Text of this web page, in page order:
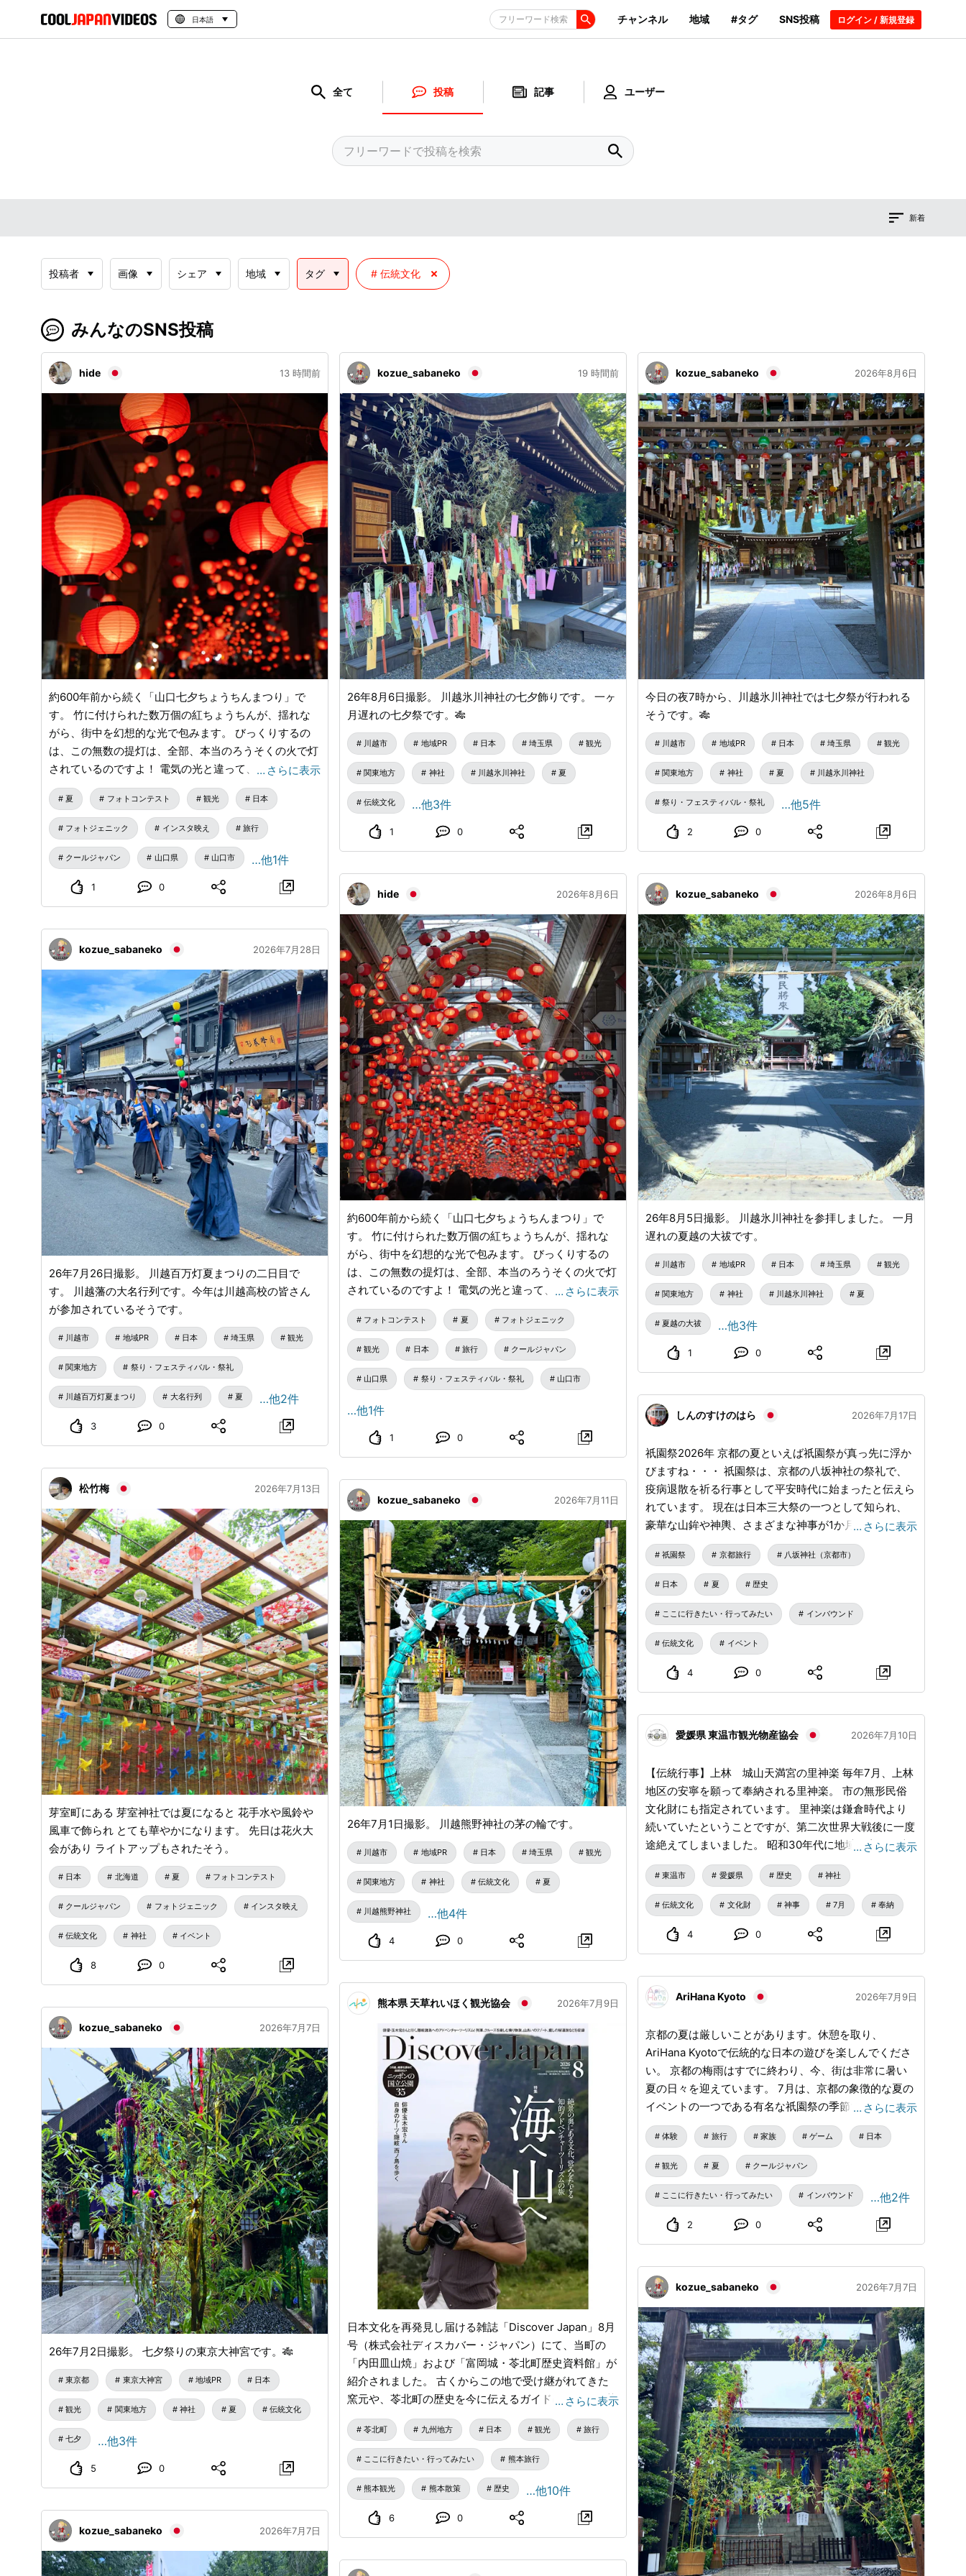
日本語 フリーワード検索 チャンネル 地域 #タグ SNS投稿 ログイン / 新規登録
全て 投稿 記事 ユーザー
新着
投稿者 画像 シェア 地域 タグ 伝統文化
みんなのSNS投稿
hide 13 時間前
約600年前から続く「山口七夕ちょうちんまつり」で
す。 竹に付けられた数万個の紅ちょうちんが、揺れな
がら、街中を幻想的な光で包みます。 びっくりするの
は、この無数の提灯は、全部、本当のろうそくの火で灯
されているのですよ！ 電気の光と違って、ほのかに揺
らめきながら、やさしく街を照らします。 是非、山口
においでませ！ 撮影地：山口県山口市
… さらに表示
夏 フォトコンテスト 観光 日本
フォトジェニック インスタ映え 旅行
クールジャパン 山口県 山口市 …他1件
1 0
kozue_sabaneko 19 時間前
26年8月6日撮影。 川越氷川神社の七夕飾りです。 一ヶ
月遅れの七夕祭です。🎋
川越市 地域PR 日本 埼玉県 観光
関東地方 神社 川越氷川神社 夏
伝統文化 …他3件
1 0
kozue_sabaneko 2026年8月6日
今日の夜7時から、川越氷川神社では七夕祭が行われる
そうです。🎋
川越市 地域PR 日本 埼玉県 観光
関東地方 神社 夏 川越氷川神社
祭り・フェスティバル・祭礼 …他5件
2 0
hide 2026年8月6日
約600年前から続く「山口七夕ちょうちんまつり」で
す。 竹に付けられた数万個の紅ちょうちんが、揺れな
がら、街中を幻想的な光で包みます。 びっくりするの
は、この無数の提灯は、全部、本当のろうそくの火で灯
されているのですよ！ 電気の光と違って、ほのかに揺
らめきながら、やさしく街を照らします。 是非、山口
においでませ！ 撮影地：山口県山口市
… さらに表示
フォトコンテスト 夏 フォトジェニック
観光 日本 旅行 クールジャパン
山口県 祭り・フェスティバル・祭礼 山口市
…他1件
1 0
kozue_sabaneko 2026年8月6日
26年8月5日撮影。 川越氷川神社を参拝しました。 一月
遅れの夏越の大祓です。
川越市 地域PR 日本 埼玉県 観光
関東地方 神社 川越氷川神社 夏
夏越の大祓 …他3件
1 0
kozue_sabaneko 2026年7月28日
26年7月26日撮影。 川越百万灯夏まつりの二日目で
す。 川越藩の大名行列です。今年は川越高校の皆さん
が参加されているそうです。
川越市 地域PR 日本 埼玉県 観光
関東地方 祭り・フェスティバル・祭礼
川越百万灯夏まつり 大名行列 夏 …他2件
3 0
しんのすけのはら 2026年7月17日
祇園祭2026年 京都の夏といえば祇園祭が真っ先に浮か
びますね・・・ 祇園祭は、京都の八坂神社の祭礼で、
疫病退散を祈る行事として平安時代に始まったと伝えら
れています。 現在は日本三大祭の一つとして知られ、
豪華な山鉾や神輿、さまざまな神事が1か月にわたって
行われます。 7月1日ごろ 吉符入など 祭の始まりを告げ
る神事 7月10日 神輿洗・お迎え提灯 鴨川で神輿を清め
る神事 7月14日〜16日 前祭・宵山 山鉾が建ち並び、夜
の賑わいが最高潮 7月17日 前祭・山鉾巡行と神幸祭神輿
渡御 7月21日〜23日 後祭・宵山 落ち着いた雰囲気で山
鉾を見学 7月24日 後祭・山鉾巡行と花傘巡行 山鉾が再
び都大路を進む日 7月31日 疫神社夏越祭 祭の締めくく
りの神事 熱中症対策がとても大事な場面です。 通気性
ツドリンク 塩分タブレットなどナトリウム補給ができ
るもの 体調が悪い・・・人混みや長時間の観覧を無理
イレマップアプリで・・・
… さらに表示
祇園祭 京都旅行 八坂神社（京都市）
日本 夏 歴史
ここに行きたい・行ってみたい インバウンド
伝統文化 イベント
4 0
松竹梅 2026年7月13日
芽室町にある 芽室神社では夏になると 花手水や風鈴や
風車で飾られ とても華やかになります。 先日は花火大
会があり ライトアップもされたそう。
日本 北海道 夏 フォトコンテスト
クールジャパン フォトジェニック インスタ映え
伝統文化 神社 イベント
8 0
kozue_sabaneko 2026年7月11日
26年7月1日撮影。 川越熊野神社の茅の輪です。
川越市 地域PR 日本 埼玉県 観光
関東地方 神社 伝統文化 夏
川越熊野神社 …他4件
4 0
愛媛県 東温市観光物産協会 2026年7月10日
【伝統行事】上林 城山天満宮の里神楽 毎年7月、上林
地区の安寧を願って奉納される里神楽。 市の無形民俗
文化財にも指定されています。 里神楽は鎌倉時代より
続いていたということですが、第二次世界大戦後に一度
途絶えてしまいました。 昭和30年代に地域の方々が大
切な神事を受け継いでいこうと復活させ、今年で神楽保
存会は50年を迎えるということです。 上林城山天満宮
の里神楽 明日奉納されます。 奉納日時：令和8年7月
12日（日） 13時より神事 13時30
分頃より神楽奉納 その後、子供相撲大会や
餅まきがあります。 ※天満宮に駐車場はあり
無形民俗文化財 #伝統行事 #上林神楽保存会 #神楽奉納
… さらに表示
東温市 愛媛県 歴史 神社
伝統文化 文化財 神事 7月 奉納
4 0
AriHana Kyoto 2026年7月9日
京都の夏は厳しいことがあります。休憩を取り、
AriHana Kyotoで伝統的な日本の遊びを楽しんでくださ
い。 京都の梅雨はすでに終わり、今、街は非常に暑い
夏の日々を迎えています。 7月は、京都の象徴的な夏の
イベントの一つである有名な祇園祭の季節でもありま
す。祭りが始まり、7月14日から宵山の夜が始まると、
街はさらに賑やかになり、訪れる人々で混雑します。
夏に家族で京都を訪れると、「思ったよりずっと暑いで
すね」や「どこも混んでいます。子供と一緒にリラック
スできる静かな場所はありますか？」といった声をよく
耳にします。 私たちは、特に小さな子供を連れた家族
にとって、京都での夏の観光がいかに大変かを理解して
た理由の一つです。 AriHana Kyotoは、子供と親が一緒
にリラックスし、伝統的な日本の遊びを楽しむことがで
きる屋内のファミリー向けスペースです。多くの国から
訪れる家族が、シンプルで懐かしいゲームを通じて日本
文化を発見しながら自由に遊ぶ時間を過ごしています。
ここでは、けん玉、達磨落とし、かるたなどの伝統的な
日本のアクティビティを、落ち着いた快適な畳の部屋で
楽しむことができます。子供たちは遊び、親たちはくつ
ろぎ、家族は夏の暑さや混雑から離れて、ゆったりとし
た時間を過ごすことができます。 京都旅行中に特別な
家族の思い出を作るための静かな屋内の場所をお探しで
したら、ぜひAriHana Kyotoにお越しください。 この
夏、あなたの旅に別の京都の思い出を加えてみません
か？
… さらに表示
体験 旅行 家族 ゲーム 日本
観光 夏 クールジャパン
ここに行きたい・行ってみたい インバウンド …他2件
2 0
熊本県 天草れいほく観光協会 2026年7月9日
日本文化を再発見し届ける雑誌「Discover Japan」8月
号（株式会社ディスカバー・ジャパン）にて、当町の
「内田皿山焼」および「富岡城・苓北町歴史資料館」が
紹介されました。 古くからこの地で受け継がれてきた
窯元や、苓北町の歴史を今に伝えるガイドについて掲載
されております。 苓北町の豊かな歴史と手仕事のぬく
もりが詰まった内容となっております。ぜひ書店やオン
ラインストアにてお手にとってご覧いただき、次回の苓
北町観光の参考にしていただければ幸いです。 掲載内
容 特集テーマ：海へ山へ 掲載施設 内田皿山焼 富
て 詳細は「Discover Japan」公式サイトをご覧くだ
お待ちしております。 一般社団法人 天草れいほく観光
… さらに表示
苓北町 九州地方 日本 観光 旅行
ここに行きたい・行ってみたい 熊本旅行
熊本観光 熊本散策 歴史 …他10件
6 0
kozue_sabaneko 2026年7月7日
26年7月2日撮影。 七夕祭りの東京大神宮です。🎋
東京都 東京大神宮 地域PR 日本
観光 関東地方 神社 夏 伝統文化
七夕 …他3件
5 0
kozue_sabaneko 2026年7月7日
kozue_sabaneko 2026年7月7日